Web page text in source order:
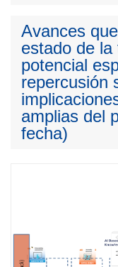
Avances
estado de
potencial
repercusión
amplias del
fecha)